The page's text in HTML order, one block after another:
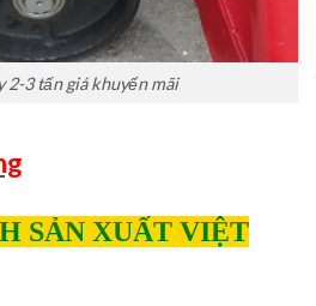
2-3 tấn giá khuyến mãi
SẢN XUẤT VIỆT